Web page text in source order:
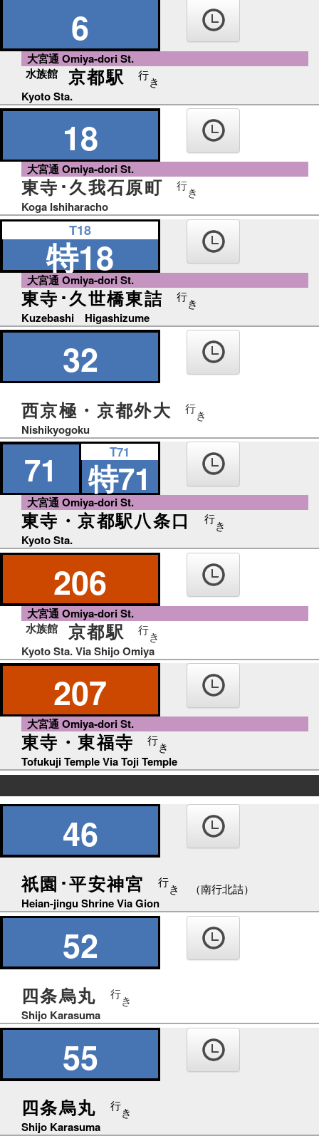
6
大宮通 Omiya-dori St.
水族館
京都駅 行き
Kyoto Sta.
18
大宮通 Omiya-dori St.
東寺･久我石原町 行き
Koga Ishiharacho
T18
特18
大宮通 Omiya-dori St.
東寺･久世橋東詰 行き
Kuzebashi Higashizume
32
西京極・京都外大 行き
Nishikyogoku
71 T71
特71
大宮通 Omiya-dori St.
東寺・京都駅八条口 行き
Kyoto Sta.
206
大宮通 Omiya-dori St.
水族館
京都駅 行き
Kyoto Sta. Via Shijo Omiya
207
大宮通 Omiya-dori St.
東寺・東福寺 行き
Tofukuji Temple Via Toji Temple
の
46
祇園･平安神宮 行き （南行北詰）
Heian-jingu Shrine Via Gion
52
四条烏丸 行き
Shijo Karasuma
55
四条烏丸 行き
Shijo Karasuma